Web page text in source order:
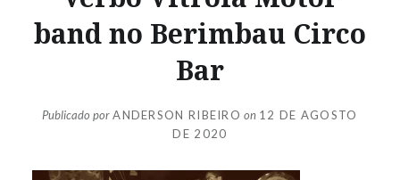
band no Berimbau Circo
Bar
Publicado porANDERSON RIBEIRO on 12 DE AGOSTO
DE 2020